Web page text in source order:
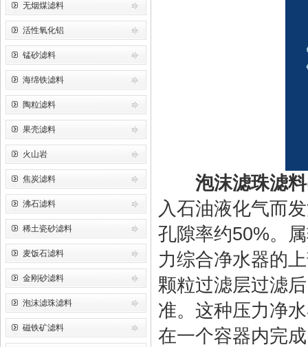
无烟煤滤料
活性氧化铝
锰砂滤料
海绵铁滤料
陶粒滤料
果壳滤料
火山岩
焦炭滤料
沸石滤料
稀土瓷砂滤料
麦饭石滤料
金刚砂滤料
泡沫滤珠滤料
磁铁矿滤料
泡沫滤珠滤料
入石油液化气而
孔隙率约50%。
力综合净水器的
颗粒过滤层过滤
准。这种压力净
在一个容器内完